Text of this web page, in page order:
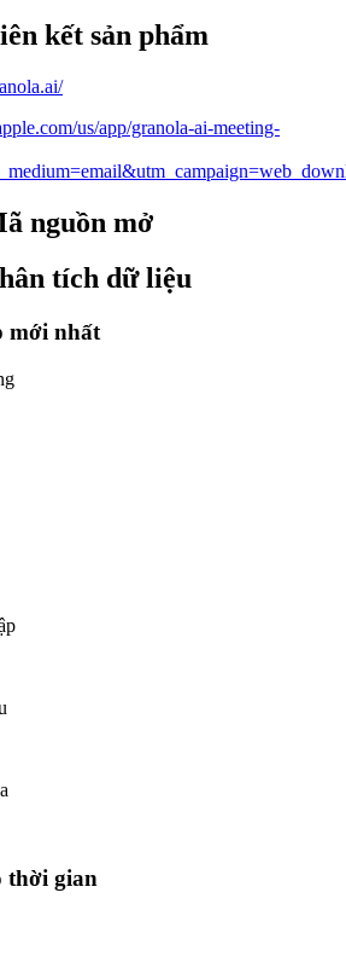
kết sản phẩm
us/app/granola-ai-meeting-
nguồn mở
tích dữ liệu
mới nhất
thời gian